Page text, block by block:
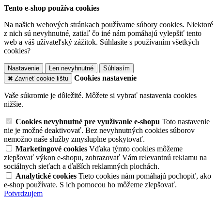
Tento e-shop používa cookies
Na našich webových stránkach používame súbory cookies. Niektoré
z nich sú nevyhnutné, zatiaľ čo iné nám pomáhajú vylepšiť tento
web a váš užívateľský zážitok. Súhlasíte s používaním všetkých
cookies?
Nastavenie Len nevyhnutné
Súhlasím
Zavrieť cookie lištu
Cookies nastavenie
Vaše súkromie je dôležité. Môžete si vybrať nastavenia cookies
nižšie.
Cookies nevyhnutné pre využívanie e-shopu Toto nastavenie
nie je možné deaktivovať. Bez nevyhnutných cookies súborov
nemožno naše služby zmysluplne poskytovať.
Marketingové cookies Vďaka týmto cookies môžeme
zlepšovať výkon e-shopu, zobrazovať Vám relevantnú reklamu na
sociálnych sieťach a ďalších reklamných plochách.
Analytické cookies Tieto cookies nám pomáhajú pochopiť, ako
e-shop používate. S ich pomocou ho môžeme zlepšovať.
Potvrdzujem